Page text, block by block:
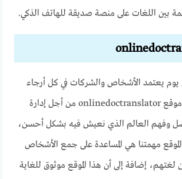
بين اللغات على منصة صديقة للهاتف الذكي.
يعتمد الأشخاص والشركات في كل أرجاء
العالم على خدمات موقع onlinedoctranslator من أجل إدارة
وفهم العالم الذي نعيش فيه بشكل أحسن،
مهمتنا هي المساعدة على جمع الأشخاص
إضافة إلى أن هذا الموقع موثوق للغاية